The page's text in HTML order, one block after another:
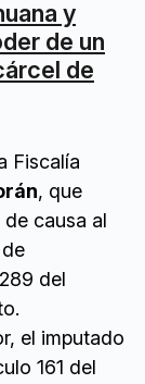
y
de un
de
Fiscalía
, que
causa al
del
el imputado
161 del